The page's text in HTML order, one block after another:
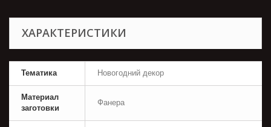
ХАРАКТЕРИСТИКИ
Тематика Новогодний декор
Материал
заготовки
Фанера